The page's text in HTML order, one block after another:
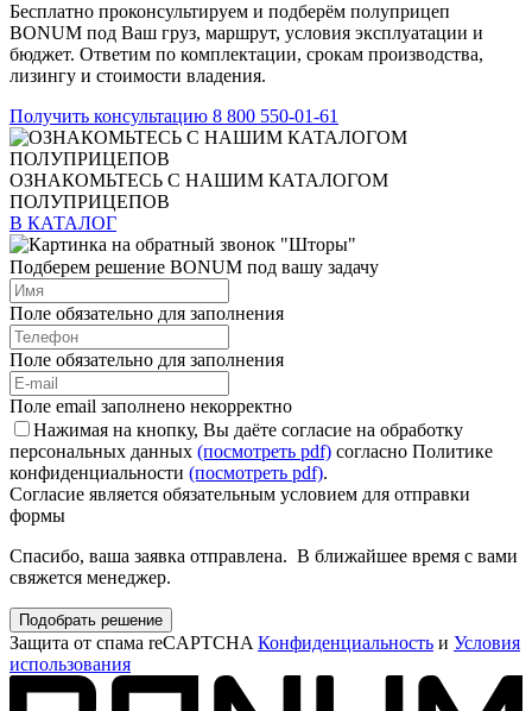
Бесплатно проконсультируем и подберём полуприцеп
BONUM под Ваш груз, маршрут, условия эксплуатации и
бюджет. Ответим по комплектации, срокам производства,
лизингу и стоимости владения.
Получить консультацию 8 800 550-01-61
ОЗНАКОМЬТЕСЬ С НАШИМ КАТАЛОГОМ
ПОЛУПРИЦЕПОВ
В КАТАЛОГ
Подберем решение BONUM под вашу задачу
Поле обязательно для заполнения
Поле обязательно для заполнения
Поле email заполнено некорректно
Нажимая на кнопку, Вы даёте согласие на обработку
персональных данных (посмотреть pdf) согласно Политике
конфиденциальности (посмотреть pdf).
Согласие является обязательным условием для отправки
формы
Спасибо, ваша заявка отправлена. В ближайшее время с вами
свяжется менеджер.
Подобрать решение
Защита от спама reCAPTCHAКонфиденциальность и Условия
использования